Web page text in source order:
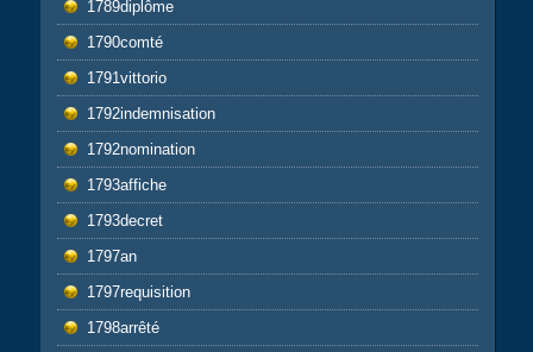
1789diplôme
1790comté
1791vittorio
1792indemnisation
1792nomination
1793affiche
1793decret
1797an
1797requisition
1798arrêté